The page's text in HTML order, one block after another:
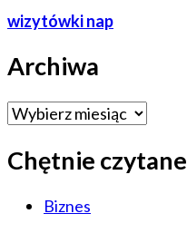
wizytówki nap
Archiwa
Archiwa
Chętnie czytane
Biznes